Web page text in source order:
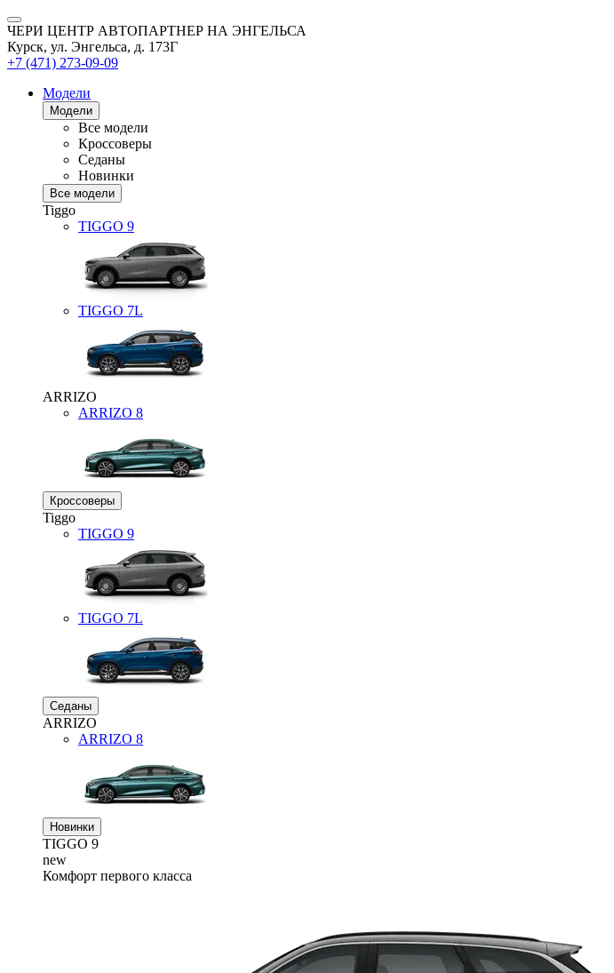
ЧЕРИ ЦЕНТР АВТОПАРТНЕР НА ЭНГЕЛЬСА
Курск, ул. Энгельса, д. 173Г
+7 (471) 273-09-09
Модели
Модели
Все модели
Кроссоверы
Седаны
Новинки
Все модели
Tiggo
TIGGO 9
TIGGO 7L
ARRIZO
ARRIZO 8
Кроссоверы
Tiggo
TIGGO 9
TIGGO 7L
Седаны
ARRIZO
ARRIZO 8
Новинки
TIGGO 9
new
Комфорт первого класса